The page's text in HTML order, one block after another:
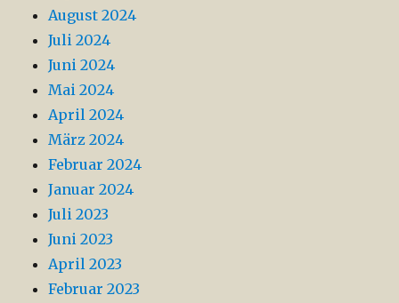
August 2024
Juli 2024
Juni 2024
Mai 2024
April 2024
März 2024
Februar 2024
Januar 2024
Juli 2023
Juni 2023
April 2023
Februar 2023